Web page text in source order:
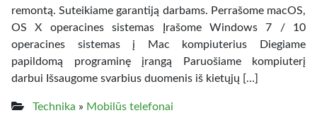
remontą. Suteikiame garantiją darbams. Perrašome macOS,
OS X operacines sistemas Įrašome Windows 7 / 10
operacines sistemas į Mac kompiuterius Diegiame
papildomą programinę įrangą Paruošiame kompiuterį
darbui Išsaugome svarbius duomenis iš kietųjų […]
Technika » Mobilūs telefonai